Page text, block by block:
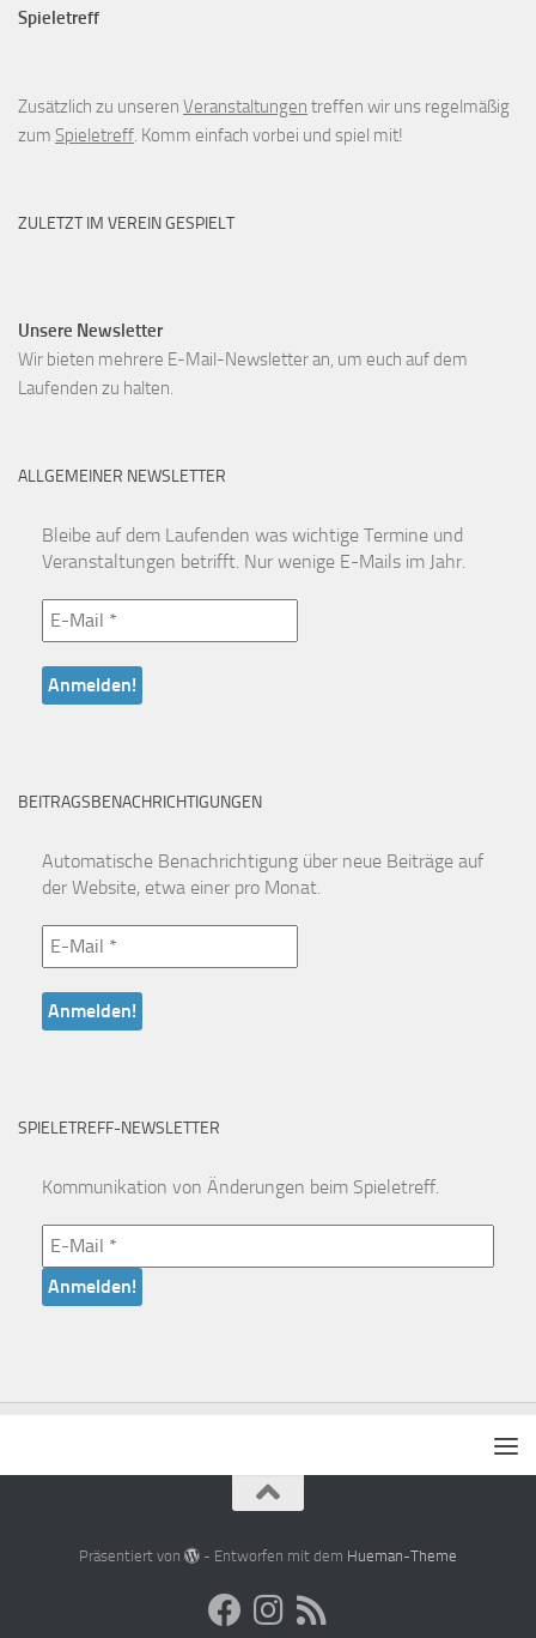
Spieletreff
Zusätzlich zu unseren Veranstaltungen treffen wir uns regelmäßig
zum Spieletreff. Komm einfach vorbei und spiel mit!
ZULETZT IM VEREIN GESPIELT
Unsere Newsletter
Wir bieten mehrere E-Mail-Newsletter an, um euch auf dem
Laufenden zu halten.
ALLGEMEINER NEWSLETTER
Bleibe auf dem Laufenden was wichtige Termine und
Veranstaltungen betrifft. Nur wenige E-Mails im Jahr.
BEITRAGSBENACHRICHTIGUNGEN
Automatische Benachrichtigung über neue Beiträge auf
der Website, etwa einer pro Monat.
SPIELETREFF-NEWSLETTER
Kommunikation von Änderungen beim Spieletreff.
Präsentiert von - Entworfen mit dem Hueman-Theme